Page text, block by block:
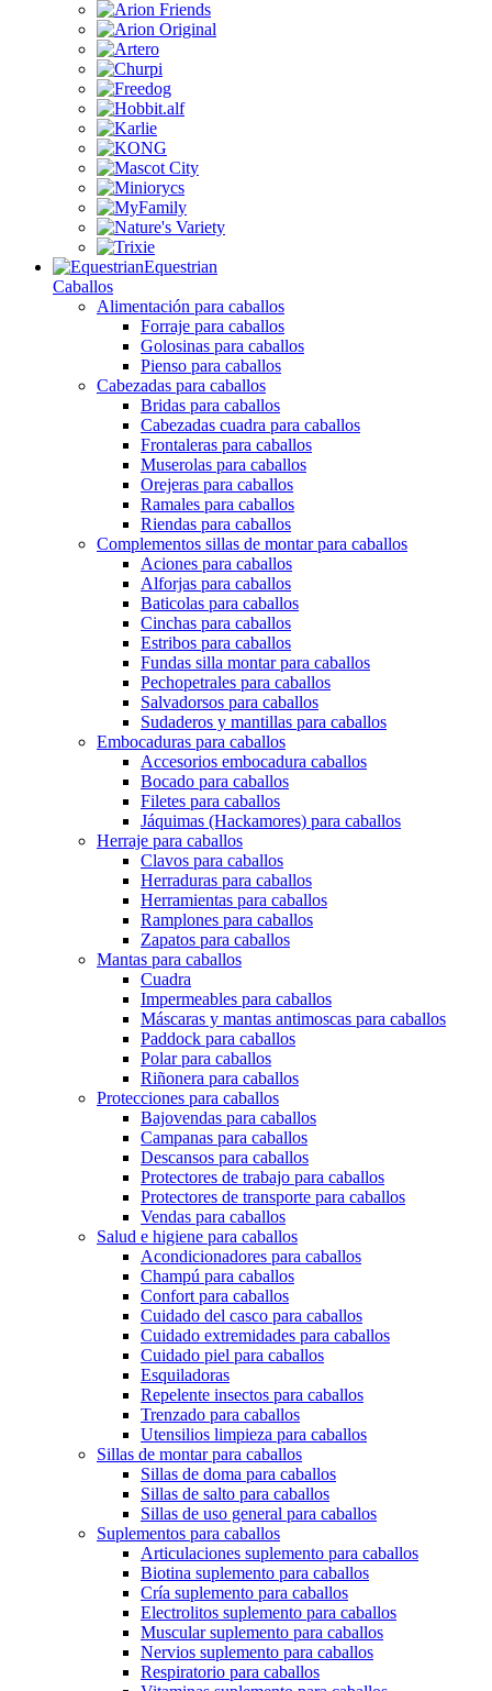
Equestrian
Caballos
Alimentación para caballos
Forraje para caballos
Golosinas para caballos
Pienso para caballos
Cabezadas para caballos
Bridas para caballos
Cabezadas cuadra para caballos
Frontaleras para caballos
Muserolas para caballos
Orejeras para caballos
Ramales para caballos
Riendas para caballos
Complementos sillas de montar para caballos
Aciones para caballos
Alforjas para caballos
Baticolas para caballos
Cinchas para caballos
Estribos para caballos
Fundas silla montar para caballos
Pechopetrales para caballos
Salvadorsos para caballos
Sudaderos y mantillas para caballos
Embocaduras para caballos
Accesorios embocadura caballos
Bocado para caballos
Filetes para caballos
Jáquimas (Hackamores) para caballos
Herraje para caballos
Clavos para caballos
Herraduras para caballos
Herramientas para caballos
Ramplones para caballos
Zapatos para caballos
Mantas para caballos
Cuadra
Impermeables para caballos
Máscaras y mantas antimoscas para caballos
Paddock para caballos
Polar para caballos
Riñonera para caballos
Protecciones para caballos
Bajovendas para caballos
Campanas para caballos
Descansos para caballos
Protectores de trabajo para caballos
Protectores de transporte para caballos
Vendas para caballos
Salud e higiene para caballos
Acondicionadores para caballos
Champú para caballos
Confort para caballos
Cuidado del casco para caballos
Cuidado extremidades para caballos
Cuidado piel para caballos
Esquiladoras
Repelente insectos para caballos
Trenzado para caballos
Utensilios limpieza para caballos
Sillas de montar para caballos
Sillas de doma para caballos
Sillas de salto para caballos
Sillas de uso general para caballos
Suplementos para caballos
Articulaciones suplemento para caballos
Biotina suplemento para caballos
Cría suplemento para caballos
Electrolitos suplemento para caballos
Muscular suplemento para caballos
Nervios suplemento para caballos
Respiratorio para caballos